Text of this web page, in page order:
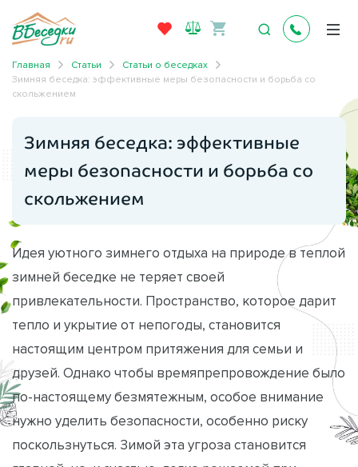
Главная Статьи
Статьи о беседках
Зимняя беседка: эффективные меры безопасности и борьба со
скольжением
Зимняя беседка: эффективные
меры безопасности и борьба со
скольжением
Идея уютного зимнего отдыха на природе втеплой
зимней беседке не теряет своей
привлекательности. Пространство, которое дарит
тепло и укрытие от непогоды, становится
настоящим центром притяжения для семьи и
друзей. Однако чтобы времяпрепровождение было
по-настоящему безмятежным, особое внимание
нужно уделить безопасности, особенно риску
поскользнуться. Зимой эта угроза становится